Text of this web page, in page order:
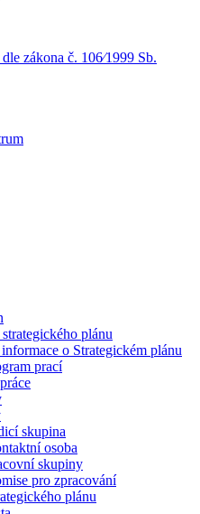
zákona č. 106⁄1999 Sb.
plánu
o Strategickém plánu
prací
skupina
osoba
skupiny
pro zpracování
plánu